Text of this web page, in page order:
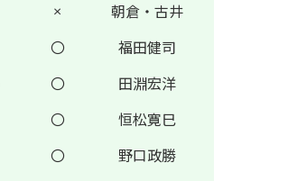
× 朝倉・古井
〇 福田健司
〇 田淵宏洋
〇 恒松寛巳
〇 野口政勝